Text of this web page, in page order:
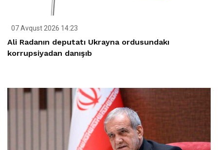
07 Avqust 2026 14:23
Ali Radanın deputatı Ukrayna ordusundakı
korrupsiyadan danışıb